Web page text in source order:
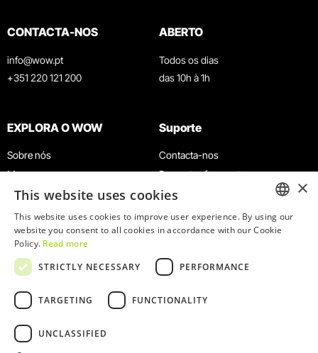
CONTACTA-NOS
info@wow.pt
+351 220 121 200
ABERTO
Todos os dias
das 10h à 1h
EXPLORA O WOW
Sobre nós
Museus
Agenda
Notícias
Restaurantes
Cartão WOW
Grupos e Eventos
Serviço Educativo
Suporte
Contacta-nos
Perguntas frequentes
Termos e Condições
Política de privacidade e cookies
Trabalha connosco
Livro de reclamações
ENGLISH
×
This website uses cookies
This website uses cookies to improve user experience. By using our
website you consent to all cookies in accordance with our Cookie
Policy. Read more
STRICTLY NECESSARY
PERFORMANCE
TARGETING FUNCTIONALITY
UNCLASSIFIED